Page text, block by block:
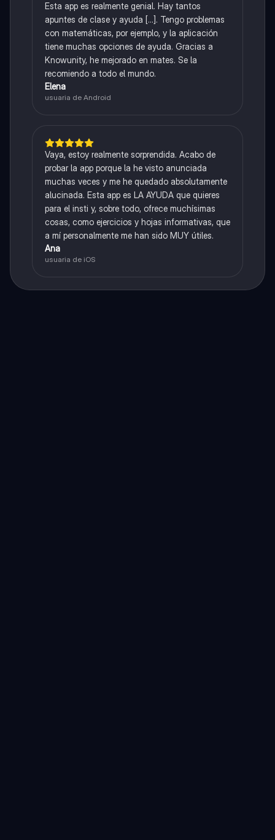
Esta app es realmente genial. Hay tantos
apuntes de clase y ayuda [...]. Tengo problemas
con matemáticas, por ejemplo, y la aplicación
tiene muchas opciones de ayuda. Gracias a
Knowunity, he mejorado en mates. Se la
recomiendo a todo el mundo.
Elena
usuaria de Android
Vaya, estoy realmente sorprendida. Acabo de
probar la app porque la he visto anunciada
muchas veces y me he quedado absolutamente
alucinada. Esta app es LA AYUDA que quieres
para el insti y, sobre todo, ofrece muchísimas
cosas, como ejercicios y hojas informativas, que
a mí personalmente me han sido MUY útiles.
Ana
usuaria de iOS